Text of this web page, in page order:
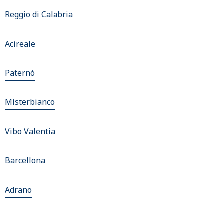
Reggio di Calabria
Acireale
Paternò
Misterbianco
Vibo Valentia
Barcellona
Adrano